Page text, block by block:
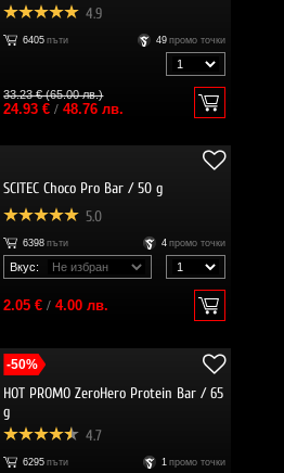
4.9
6405 пъти 49 промо точки
33.23 € (65.00 лв.)
24.93 €/ 48.76 лв.
SCITEC Choco Pro Bar / 50 g
5.0
6398 пъти 4 промо точки
Вкус:
2.05 €/ 4.00 лв.
-50%
HOT PROMO ZeroHero Protein Bar / 65
g
4.7
6295 пъти 1 промо точки